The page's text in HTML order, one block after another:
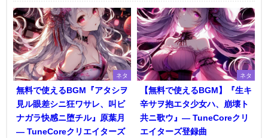
ネタ
無料で使えるBGM『アタシヲ
見ル眼差シニ狂ワサレ、叫ビ
ナガラ快感ニ堕チル』原葉月
― TuneCoreクリエイターズ
ネタ
【無料で使えるBGM】『生キ
辛サヲ抱エタ少女ハ、崩壊ト
共ニ歌ウ』― TuneCoreクリ
エイターズ登録曲